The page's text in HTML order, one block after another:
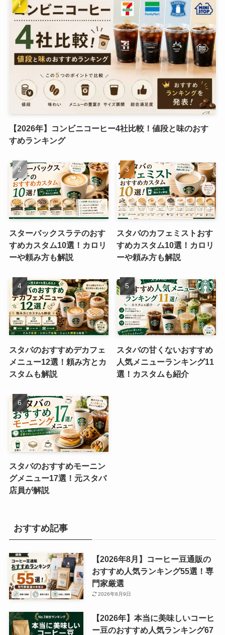
【2026年】コンビニコーヒー4社比較！値段と味のおす
すめランキング
スターバックスラテのおす
すめカスタム10選！カロリ
ーや頼み方も解説
スタバのカフェミストおす
すめカスタム10選！カロリ
ーや頼み方も解説
スタバのおすすめデカフェ
メニュー12選！頼み方とカ
スタムも解説
スタバの甘くないおすすめ
人気メニューランキング11
選！カスタムも紹介
スタバのおすすめモーニン
グメニュー17選！元スタバ
店員が解説
おすすめ記事
【2026年8月】コーヒー豆通販の
おすすめ人気ランキング55選！専
門家厳選
2026年8月9日
【2026年】本当に美味しいコーヒ
ー豆のおすすめ人気ランキング67